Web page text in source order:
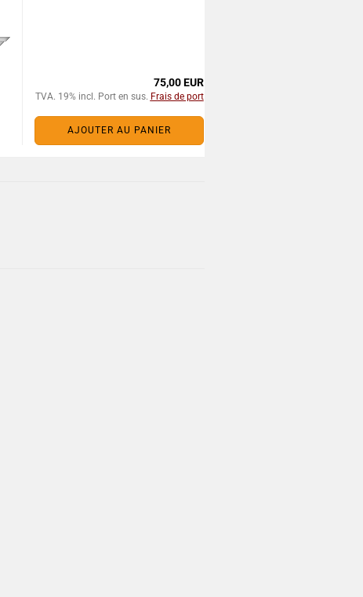
75,00 EUR
TVA. 19% incl. Port en sus. Frais de port
AJOUTER AU PANIER